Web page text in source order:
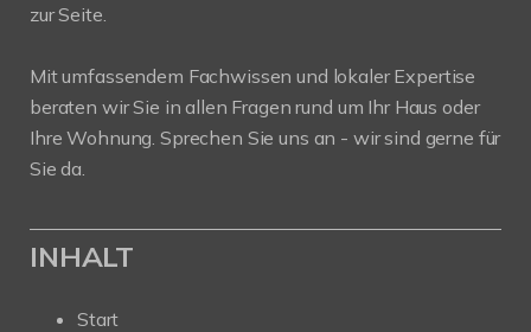
zur Seite.
Mit umfassendem Fachwissen und lokaler Expertise
beraten wir Sie in allen Fragen rund um Ihr Haus oder
Ihre Wohnung. Sprechen Sie uns an - wir sind gerne für
Sie da.
INHALT
Start